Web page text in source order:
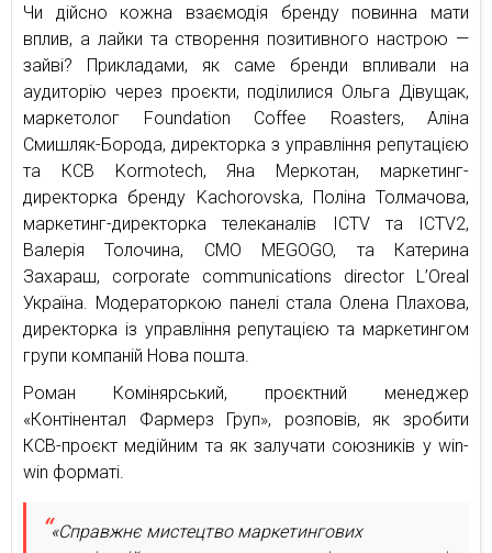
Чи дійсно кожна взаємодія бренду повинна мати
вплив, а лайки та створення позитивного настрою —
зайві? Прикладами, як саме бренди впливали на
аудиторію через проєкти, поділилися Ольга Дівущак,
маркетолог Foundation Coffee Roasters, Аліна
Смишляк-Борода, директорка з управління репутацією
та КСВ Kormotech, Яна Меркотан, маркетинг-
директорка бренду Kachorovska, Поліна Толмачова,
маркетинг-директорка телеканалів ICTV та ICTV2,
Валерія Толочина, CMO MEGOGO, та Катерина
Захараш, corporate communications director L’Oreal
Україна. Модераторкою панелі стала Олена Плахова,
директорка із управління репутацією та маркетингом
групи компаній Нова пошта.
Роман Комінярський, проєктний менеджер
«Контінентал Фармерз Груп», розповів, як зробити
КСВ-проєкт медійним та як залучати союзників у win-
win форматі.
«Справжнє мистецтво маркетингових